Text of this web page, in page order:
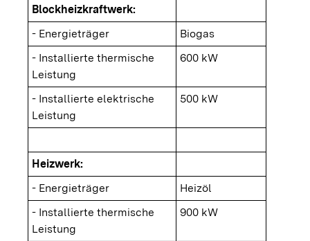
Blockheizkraftwerk:
- Energieträger
Biogas
- Installierte thermische
Leistung
600 kW
- Installierte elektrische
Leistung
500 kW
Heizwerk:
- Energieträger
Heizöl
- Installierte thermische
Leistung
900 kW